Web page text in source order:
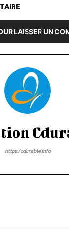
LAISSER UN
https:/cdurable.info